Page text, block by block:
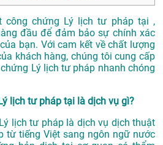
công chứng Lý lịch tư pháp tại ,
đầu để đảm bảo sự chính xác
bạn. Với cam kết về chất lượng
khách hàng, chúng tôi cung cấp
Lý lịch tư pháp nhanh chóng
lịch tư pháp tại là dịch vụ gì?
lịch tư pháp là dịch vụ dịch thuật
từ tiếng Việt sang ngôn ngữ nước